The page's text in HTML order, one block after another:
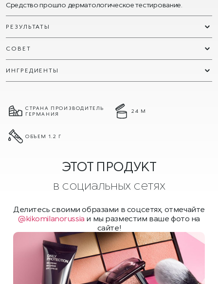
Средство прошло дерматологическое тестирование.
РЕЗУЛЬТАТЫ
СОВЕТ
ИНГРЕДИЕНТЫ
СТРАНА ПРОИЗВОДИТЕЛЬ
ГЕРМАНИЯ
24 М
ОБЪЕМ 1.2 Г
ЭТОТ ПРОДУКТ
в социальных сетях
Делитесь своими образами в соцсетях, отмечайте
@kikomilanorussia и мы разместим ваше фото на
сайте!